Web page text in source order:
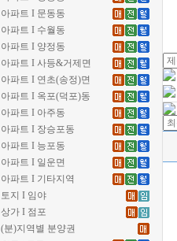
아파트 I 문동동
아파트 I 수월동
아파트 I 양정동
아파트 I 사등&거제면
아파트 I 연초(송정)면
아파트 I 옥포(덕포)동
아파트 I 아주동
아파트 I 장승포동
아파트 I 능포동
아파트 I 일운면
아파트 I 기타지역
토지 I 임야
상가 I 점포
(분)지역별 분양권